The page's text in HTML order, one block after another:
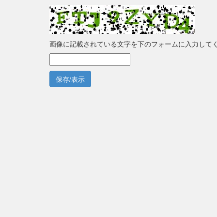
画像に記載されている文字を下のフォームに入力して
保存/表示